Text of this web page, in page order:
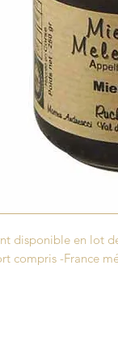
disponible en lot
compris -France